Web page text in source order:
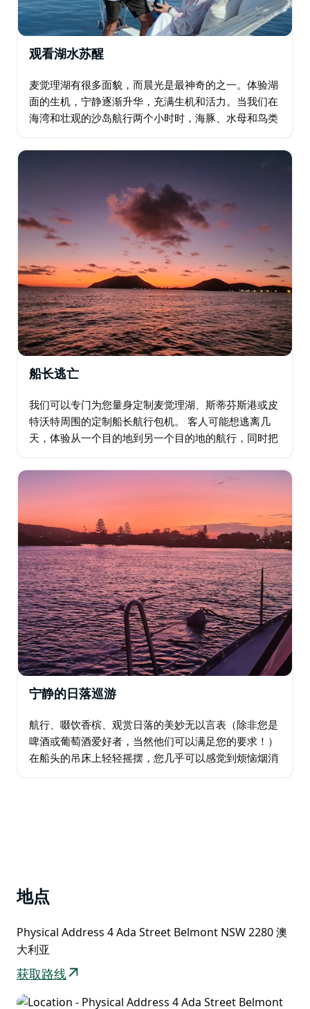
观看湖水苏醒
麦觉理湖有很多面貌，而晨光是最神奇的之一。体验湖
面的生机，宁静逐渐升华，充满生机和活力。当我们在
海湾和壮观的沙岛航行两个小时时，海豚、水母和鸟类
喝一杯气泡酒，将确保这是一个难忘的早晨。 …
船长逃亡
我们可以专门为您量身定制麦觉理湖、斯蒂芬斯港或皮
特沃特周围的定制船长航行包机。 客人可能想逃离几
天，体验从一个目的地到另一个目的地的航行，同时把
游艇上回望澳大利亚海岸线的壮丽景色的刺激感…
宁静的日落巡游
航行、啜饮香槟、观赏日落的美妙无以言表（除非您是
啤酒或葡萄酒爱好者，当然他们可以满足您的要求！）
在船头的吊床上轻轻摇摆，您几乎可以感觉到烦恼烟消
地点
Physical Address 4 Ada Street Belmont NSW 2280 澳
大利亚
获取路线